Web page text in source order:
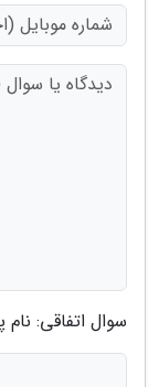
سوال اتفاقی: